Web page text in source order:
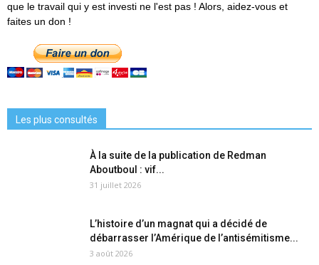
que le travail qui y est investi ne l'est pas ! Alors, aidez-vous et
faites un don !
Les plus consultés
À la suite de la publication de Redman
Aboutboul : vif...
31 juillet 2026
L’histoire d’un magnat qui a décidé de
débarrasser l’Amérique de l’antisémitisme...
3 août 2026